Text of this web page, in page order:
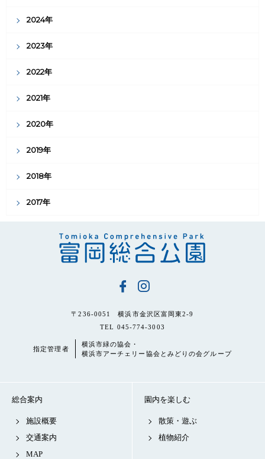
2024年
2023年
2022年
2021年
2020年
2019年
2018年
2017年
〒236-0051 横浜市金沢区富岡東2-9
TEL 045-774-3003
指定管理者
横浜市緑の協会・
横浜市アーチェリー協会とみどりの会グループ
総合案内
施設概要
交通案内
MAP
園内を楽しむ
散策・遊ぶ
植物紹介